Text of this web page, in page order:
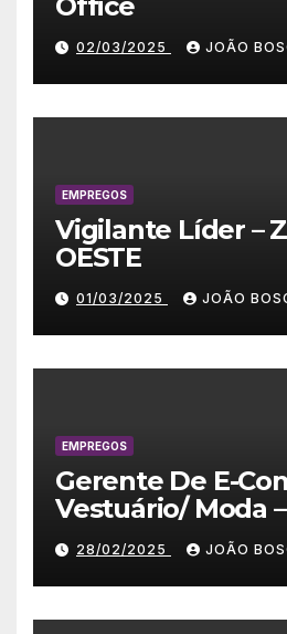
02/03/2025 JOÃO
EMPREGOS
Vigilante Líder –
OESTE
01/03/2025 JOÃO
EMPREGOS
Gerente De E-
Vestuário/ Moda
28/02/2025 JOÃO